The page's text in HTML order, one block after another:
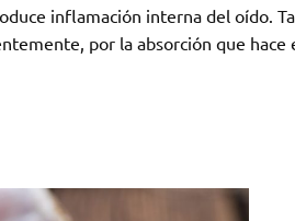
inflamación interna del oído.
por la absorción que hace